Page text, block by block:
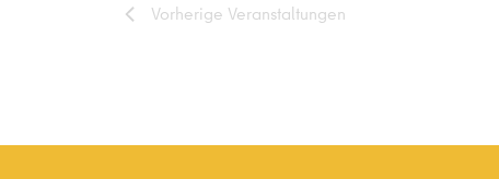
Vorherige Veranstaltungen